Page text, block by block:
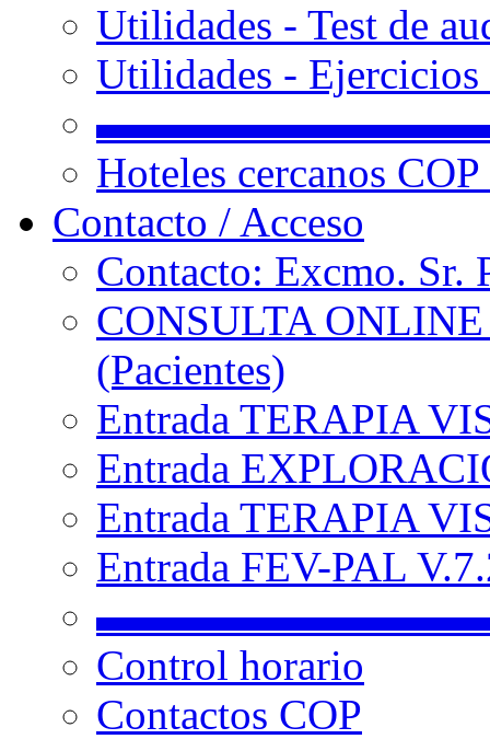
Utilidades - Test de
Utilidades -
Hoteles cercanos
Contacto / Acceso
Contacto: Excmo. Sr.
CONSULTA
(Pacientes)
Entrada TERAPIA
Entrada
Entrada TERAPIA
Entrada FEV-PAL
Control horario
Contactos COP